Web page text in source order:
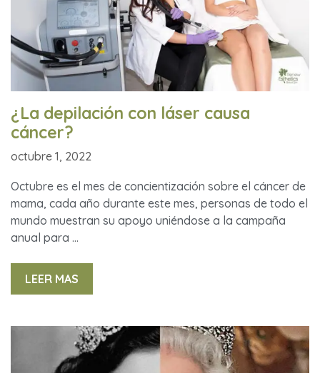
¿La depilación con láser causa
cáncer?
octubre 1, 2022
Octubre es el mes de concientización sobre el cáncer de
mama, cada año durante este mes, personas de todo el
mundo muestran su apoyo uniéndose a la campaña
anual para …
LEER MAS